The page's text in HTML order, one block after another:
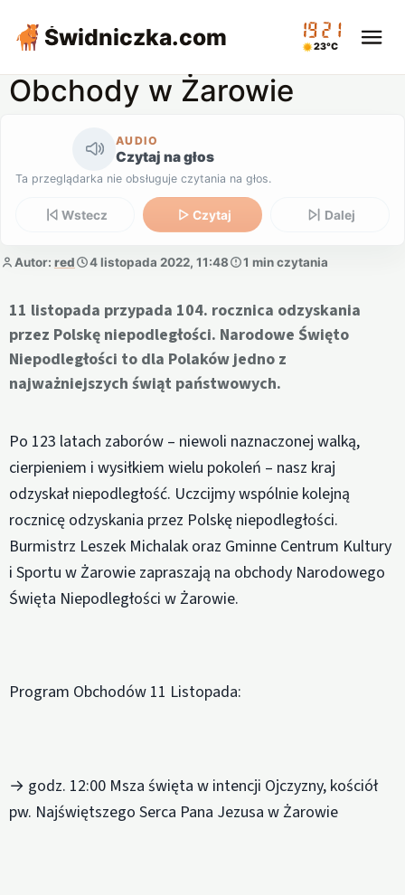
Świdniczka.com 19:21
23°C
Obchody w Żarowie
AUDIO
Czytaj na głos
Ta przeglądarka nie obsługuje czytania na głos.
Wstecz Czytaj Dalej
Autor: red 4 listopada 2022, 11:48 1 min czytania
11 listopada przypada 104. rocznica odzyskania
przez Polskę niepodległości. Narodowe Święto
Niepodległości to dla Polaków jedno z
najważniejszych świąt państwowych.
Po 123 latach zaborów – niewoli naznaczonej walką,
cierpieniem i wysiłkiem wielu pokoleń – nasz kraj
odzyskał niepodległość. Uczcijmy wspólnie kolejną
rocznicę odzyskania przez Polskę niepodległości.
Burmistrz Leszek Michalak oraz Gminne Centrum Kultury
i Sportu w Żarowie zapraszają na obchody Narodowego
Święta Niepodległości w Żarowie.
Program Obchodów 11 Listopada:
→ godz. 12:00 Msza święta w intencji Ojczyzny, kościół
pw. Najświętszego Serca Pana Jezusa w Żarowie